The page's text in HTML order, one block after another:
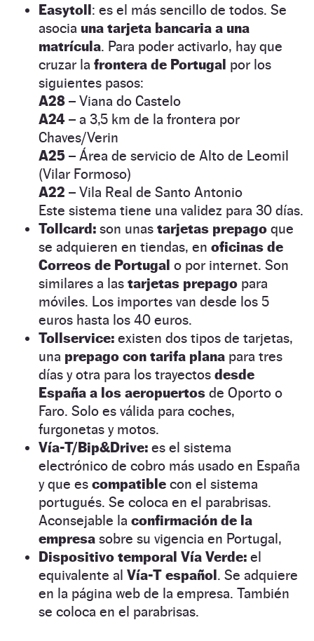
Easytoll: es el más sencillo de todos. Se
asocia una tarjeta bancaria a una
matrícula. Para poder activarlo, hay que
cruzar la frontera de Portugal por los
siguientes pasos:
A28 – Viana do Castelo
A24 – a 3,5 km de la frontera por
Chaves/Verin
A25 – Área de servicio de Alto de Leomil
(Vilar Formoso)
A22 – Vila Real de Santo Antonio
Este sistema tiene una validez para 30 días.
Tollcard: son unas tarjetas prepago que
se adquieren en tiendas, en oficinas de
Correos de Portugal o por internet. Son
similares a las tarjetas prepago para
móviles. Los importes van desde los 5
euros hasta los 40 euros.
Tollservice: existen dos tipos de tarjetas,
una prepago con tarifa plana para tres
días y otra para los trayectos desde
España a los aeropuertos de Oporto o
Faro. Solo es válida para coches,
furgonetas y motos.
Vía-T/Bip&Drive: es el sistema
electrónico de cobro más usado en España
y que es compatible con el sistema
portugués. Se coloca en el parabrisas.
Aconsejable la confirmación de la
empresa sobre su vigencia en Portugal,
Dispositivo temporal Vía Verde: el
equivalente al Vía-T español. Se adquiere
en la página web de la empresa. También
se coloca en el parabrisas.